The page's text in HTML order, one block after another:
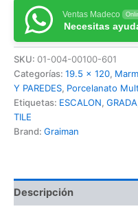
Ventas Madeco
Necesitas
SKU: 01-004-00100-601
Categorías: 19.5 x 120,
Y PAREDES, Porcelanato
Etiquetas: ESCALON, GRADA
TILE
Brand: Graiman
Descripción